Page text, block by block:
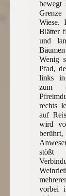
bewegt
Wiese.
Blätter
und
Wenig
Pfad,
links
zum
rechts
auf
wird
vorbei